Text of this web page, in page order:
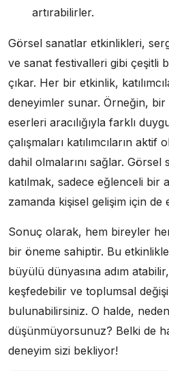
artırabilirler.
Görsel sanatlar etkinlikleri,
ve sanat festivalleri gibi çeşitli
çıkar. Her bir etkinlik,
deneyimler sunar. Örneğin,
eserleri aracılığıyla farklı
çalışmaları katılımcıların aktif
dahil olmalarını sağlar.
katılmak, sadece eğlenceli bir
zamanda kişisel gelişim için de
Sonuç olarak, hem bireyler
bir öneme sahiptir. Bu
büyülü dünyasına adım
keşfedebilir ve toplumsal
bulunabilirsiniz. O halde,
düşünmüyorsunuz? Belki de
deneyim sizi bekliyor!